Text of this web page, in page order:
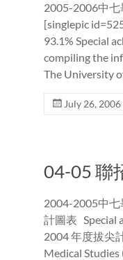
2005-2006中七
[singlepic
93.1% Special
compiling the
The University
July 26, 2006
04-05 聯
2004-2005中七
計圖表 Special
2004 年度拔尖
Medical